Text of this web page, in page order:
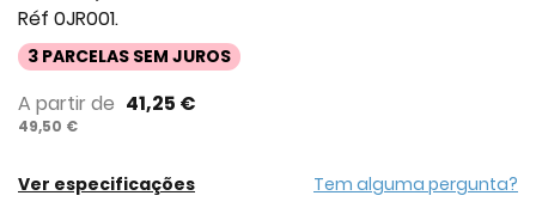
Réf 0JR001.
3 PARCELAS SEM JUROS
A partir de 41,25 €
49,50 €
Ver especificações Tem alguma pergunta?